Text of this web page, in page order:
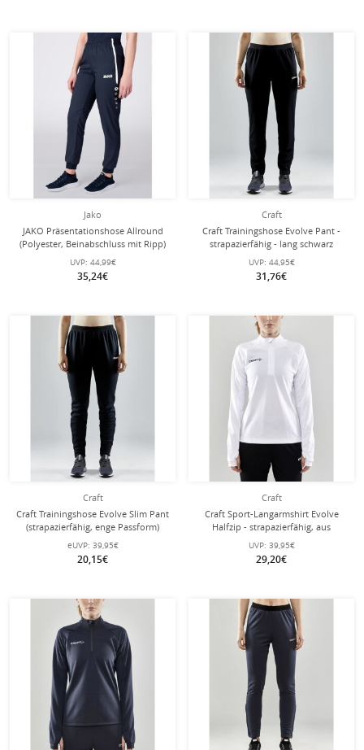
Jako
JAKO Präsentationshose Allround
(Polyester, Beinabschluss mit Ripp)
lang marineblau Damen
UVP: 44,99€
35,24€
Craft
Craft Trainingshose Evolve Pant -
strapazierfähig - lang schwarz
Damen
UVP: 44,95€
31,76€
Craft
Craft Trainingshose Evolve Slim Pant
(strapazierfähig, enge Passform)
lang schwarz Damen
eUVP: 39,95€
20,15€
Craft
Craft Sport-Langarmshirt Evolve
Halfzip - strapazierfähig, aus
Stretchmaterial - weiss Damen
UVP: 39,95€
29,20€